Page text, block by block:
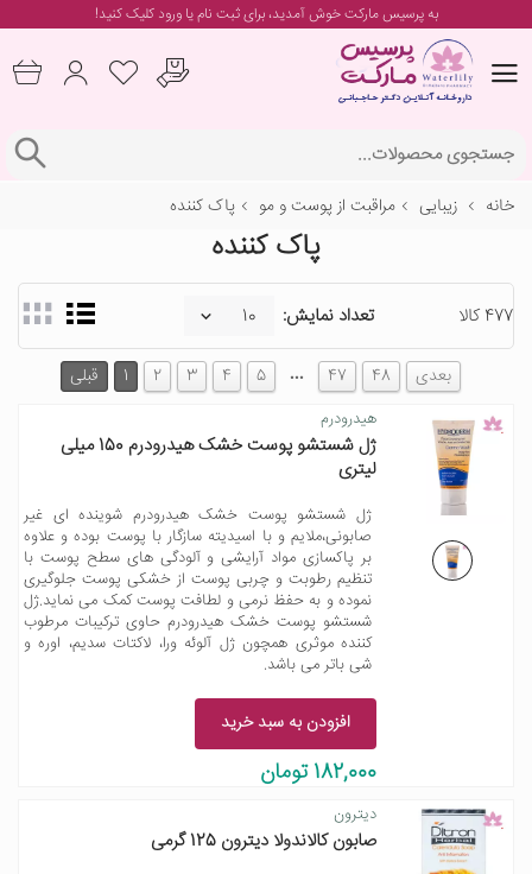
به پرسیس مارکت خوش آمدید، برایثبت نام یا ورودکلیک کنید!
خانه زیبایی مراقبت از پوست و مو پاک کننده
پاک کننده
477 کالا تعداد نمایش:
قبلی 1 2 3 4 5 … 47 48 بعدی
هیدرودرم
ژل شستشو پوست خشک هیدرودرم 150 میلی
لیتری
ژل شستشو پوست خشک هیدرودرم شوینده ای غیر
صابونی،ملایم و با اسیدیته سازگار با پوست بوده و علاوه
بر پاکسازی مواد آرایشی و آلودگی های سطح پوست با
تنظیم رطوبت و چربی پوست از خشکی پوست جلوگیری
نموده و به حفظ نرمی و لطافت پوست کمک می نماید.ژل
شستشو پوست خشک هیدرودرم حاوی ترکیبات مرطوب
کننده موثری همچون ژل آلوئه ورا، لاکتات سدیم، اوره و
شی باتر می باشد.
افزودن به سبد خرید
182,000 تومان
دیترون
صابون کالاندولا دیترون 125 گرمی